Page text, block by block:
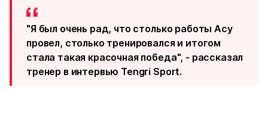
"Я был очень рад, что столько работы Асу
провел, столько тренировался и итогом
стала такая красочная победа", - рассказал
тренер в интервью Tengri Sport.